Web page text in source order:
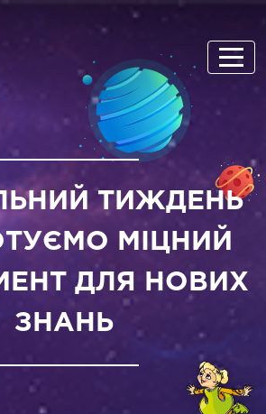
ТИЖДЕНЬ
МІЦНИЙ
ДЛЯ НОВИХ
ЗНАНЬ